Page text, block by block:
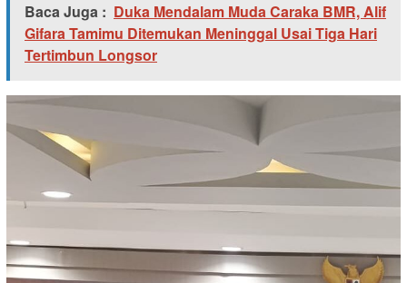
Baca Juga : Duka Mendalam Muda Caraka BMR, Alif
Gifara Tamimu Ditemukan Meninggal Usai Tiga Hari
Tertimbun Longsor